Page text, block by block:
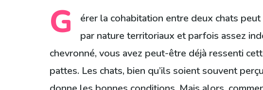
G
érer la cohabitation entre deux chats
par nature territoriaux et parfois assez
chevronné, vous avez peut-être déjà ressenti
pattes. Les chats, bien qu’ils soient souvent